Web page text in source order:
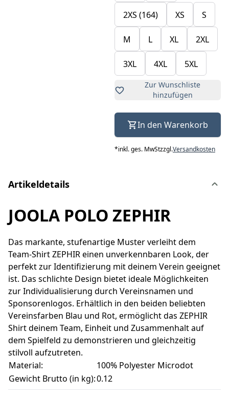
2XS (164) XS S
M L XL 2XL
3XL 4XL 5XL
Zur Wunschliste
hinzufügen
In den Warenkorb
*inkl. ges. MwStzzgl.Versandkosten
Artikeldetails
JOOLA POLO ZEPHIR
Das markante, stufenartige Muster verleiht dem
Team-Shirt ZEPHIR einen unverkennbaren Look, der
perfekt zur Identifizierung mit deinem Verein geeignet
ist. Das schlichte Design bietet ideale Möglichkeiten
zur Individualisierung durch Vereinsnamen und
Sponsorenlogos. Erhältlich in den beiden beliebten
Vereinsfarben Blau und Rot, ermöglicht das ZEPHIR
Shirt deinem Team, Einheit und Zusammenhalt auf
dem Spielfeld zu demonstrieren und gleichzeitig
stilvoll aufzutreten.
Material:
100% Polyester Microdot
Gewicht Brutto (in kg):0.12